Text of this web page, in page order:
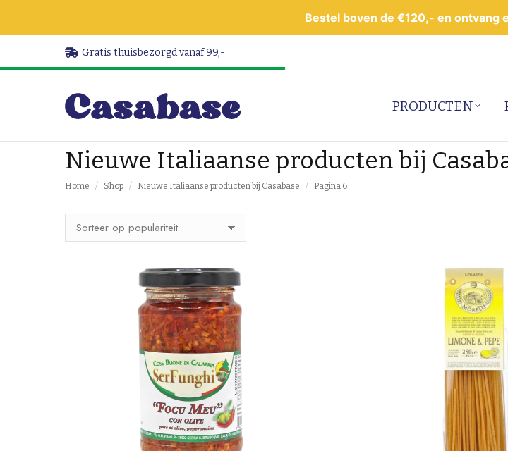
Bestel boven de €120,- en ontvang
Gratis thuisbezorgd vanaf 99,-
PRODUCTEN
Nieuwe Italiaanse producten bij
Je bent hier:
Home Shop Nieuwe Italiaanse producten bij Casabase Pagina 6